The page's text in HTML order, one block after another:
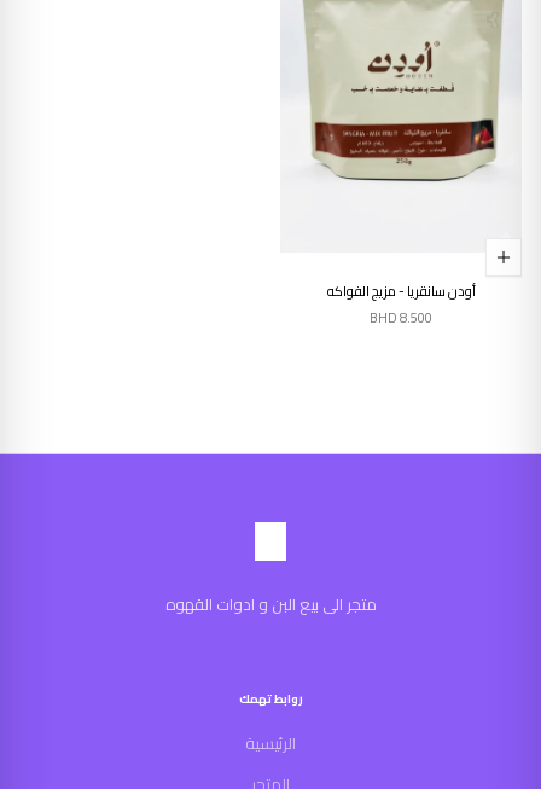
أودن سانقريا - مزيج الفواكه
BHD8.500
متجر الى بيع البن و ادوات القهوه
روابط تهمك
الرئيسية